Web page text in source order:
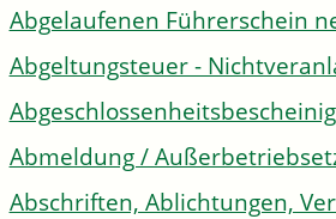
Abgelaufenen Führerschein
Abgeltungsteuer -
Abmeldung /
Abschriften, Ablichtungen,